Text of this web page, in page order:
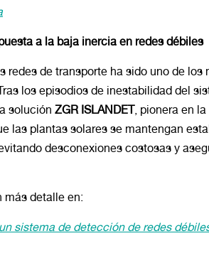
a la baja inercia en redes débiles
redes de transporte ha sido uno de
los episodios de inestabilidad del
solución ZGR ISLANDET, pionera en
las plantas solares se mantengan
desconexiones costosas y
más detalle en:
de detección de redes